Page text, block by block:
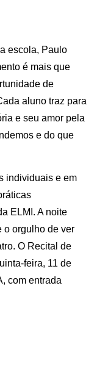
escola, Paulo
é mais que
de
aluno traz para
e seu amor pela
e do que
individuais e em
ELMI. A noite
o orgulho de ver
O Recital de
feira, 11 de
com entrada